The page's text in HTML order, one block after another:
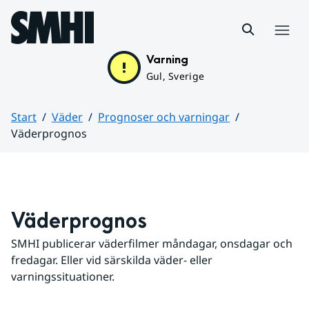
Hoppa till sidans innehåll
Varning
Gul, Sverige
Start Väder
Prognoser och varningar
Väderprognos
Väderprognos
SMHI publicerar väderfilmer måndagar, onsdagar och
fredagar. Eller vid särskilda väder- eller
varningssituationer.